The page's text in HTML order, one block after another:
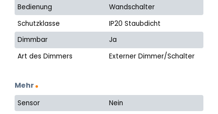
Bedienung
Wandschalter
Schutzklasse
IP20 Staubdicht
Dimmbar
Ja
Art des Dimmers
Externer Dimmer/Schalter
Mehr
Sensor
Nein